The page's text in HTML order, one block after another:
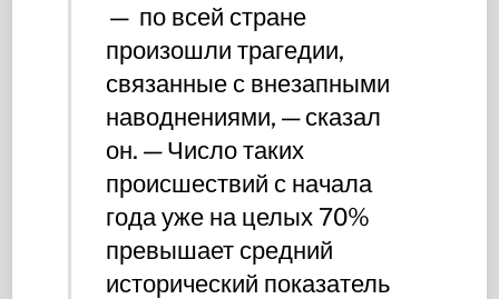
— по всей стране
произошли трагедии,
связанные с внезапными
наводнениями, — сказал
он. — Число таких
происшествий с начала
года уже на целых 70%
превышает средний
исторический показатель